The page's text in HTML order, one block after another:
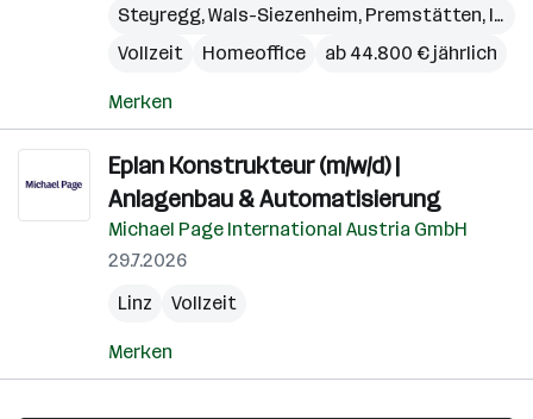
Steyregg,Wals-Siezenheim, Premstätten, Innsbruck
Vollzeit
Homeoffice ab 44.800 € jährlich
Merken
Eplan Konstrukteur (m/w/d) |
Anlagenbau & Automatisierung
Michael Page International Austria GmbH
29.7.2026
Linz
Vollzeit
Merken